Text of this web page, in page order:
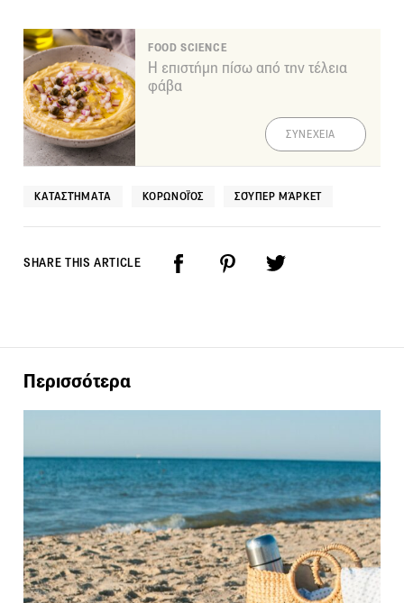
FOOD SCIENCE
Η επιστήμη πίσω από την τέλεια
φάβα
ΣΥΝΕΧΕΙΑ
ΚΑΤΑΣΤΉΜΑΤΑ ΚΟΡΩΝΟΪΌΣ ΣΟΎΠΕΡ ΜΆΡΚΕΤ
SHARE THIS ARTICLE
Περισσότερα